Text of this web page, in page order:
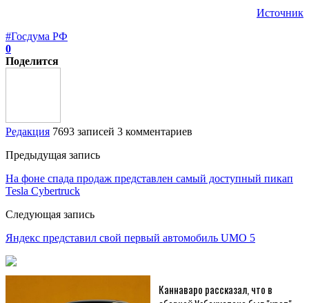
Источник
#Госдума РФ
0
Поделится
Редакция 7693 записей 3 комментариев
Предыдущая запись
На фоне спада продаж представлен самый доступный пикап
Tesla Cybertruck
Следующая запись
Яндекс представил свой первый автомобиль UMO 5
Каннаваро рассказал, что в